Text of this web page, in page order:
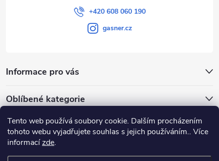
Tento web používá soubory cookie. Dalším procházením
tohoto webu vyjadřujete souhlas s jejich používáním.. Více
informacízde.
+420 608 060 190
gasner.cz
Informace pro vás
Oblíbené kategorie
Přijímáme online platby